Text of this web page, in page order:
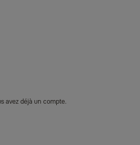
avez déjà un compte.